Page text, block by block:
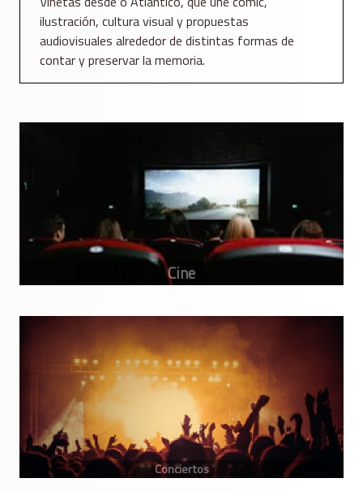
ilustración, cultura visual y propuestas
audiovisuales alrededor de distintas formas de
contar y preservar la memoria.